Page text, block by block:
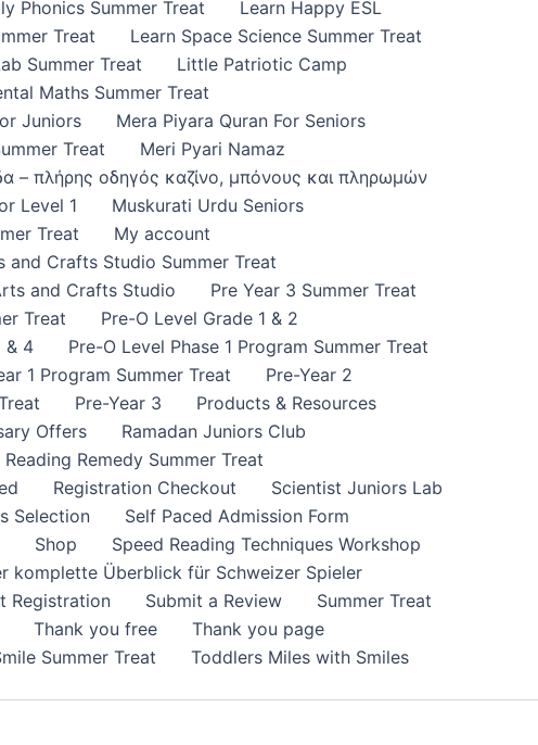
Phonics Summer Treat
Learn Happy ESL
Treat
Learn Space Science Summer Treat
Summer Treat
Little Patriotic Camp
Maths Summer Treat
Juniors
Mera Piyara Quran For Seniors
Treat
Meri Pyari Namaz
– πλήρης οδηγός καζίνο, μπόνους και πληρωμών
Level 1
Muskurati Urdu Seniors
Treat
My account
and Crafts Studio Summer Treat
and Crafts Studio
Pre Year 3 Summer Treat
Treat
Pre-O Level Grade 1 & 2
& 4
Pre-O Level Phase 1 Program Summer Treat
1 Program Summer Treat
Pre-Year 2
Pre-Year 3
Products & Resources
Offers
Ramadan Juniors Club
Reading Remedy Summer Treat
Registration Checkout
Scientist Juniors Lab
Selection
Self Paced Admission Form
Shop
Speed Reading Techniques Workshop
komplette Überblick für Schweizer Spieler
Registration Submit a Review
Summer Treat
Thank you free
Thank you page
Summer Treat
Toddlers Miles with Smiles